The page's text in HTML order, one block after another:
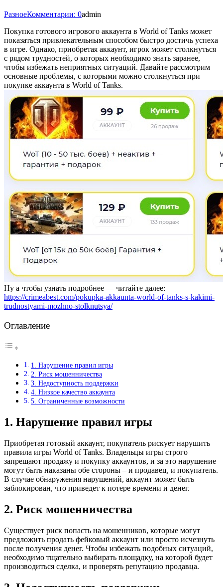
РазноеКомментарии: 0admin
Покупка готового игрового аккаунта в World of Tanks может
показаться привлекательным способом быстро достичь успеха
в игре. Однако, приобретая аккаунт, игрок может столкнуться
с рядом трудностей, о которых необходимо знать заранее,
чтобы избежать неприятных ситуаций. Давайте рассмотрим
основные проблемы, с которыми можно столкнуться при
покупке аккаунта в World of Tanks.
Ну а чтобы узнать подробнее — читайте далее:
https://crimeabest.com/pokupka-akkaunta-world-of-tanks-s-kakimi-
trudnostyami-mozhno-stolknutsya/
Оглавление
1. Нарушение правил игры
2. Риск мошенничества
3. Недоступность поддержки
4. Низкое качество аккаунта
5. Ограниченные возможности
1. Нарушение правил игры
Приобретая готовый аккаунт, покупатель рискует нарушить
правила игры World of Tanks. Владельцы игры строго
запрещают продажу и покупку аккаунтов, и за это нарушение
могут быть наказаны обе стороны – и продавец, и покупатель.
В случае обнаружения нарушений, аккаунт может быть
заблокирован, что приведет к потере времени и денег.
2. Риск мошенничества
Существует риск попасть на мошенников, которые могут
предложить продать фейковый аккаунт или просто исчезнуть
после получения денег. Чтобы избежать подобных ситуаций,
необходимо тщательно выбирать площадку, на которой будет
производиться сделка, и проверять репутацию продавца.